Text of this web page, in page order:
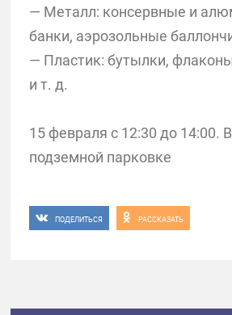
— Металл: консервные и
банки, аэрозольные
— Пластик: бутылки,
и т. д.
15 февраля с 12:30 до 14:00.
подземной парковке
ПОДЕЛИТЬСЯ РАССКАЗАТЬ